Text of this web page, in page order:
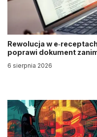
Rewolucja w
poprawi dokument
6 sierpnia 2026